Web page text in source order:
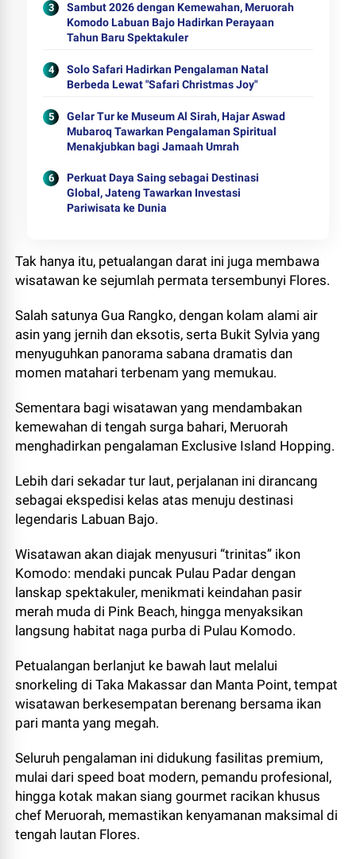
Sambut 2026 dengan Kemewahan, Meruorah
Komodo Labuan Bajo Hadirkan Perayaan
Tahun Baru Spektakuler
Solo Safari Hadirkan Pengalaman Natal
Berbeda Lewat "Safari Christmas Joy"
Gelar Tur ke Museum Al Sirah, Hajar Aswad
Mubaroq Tawarkan Pengalaman Spiritual
Menakjubkan bagi Jamaah Umrah
Perkuat Daya Saing sebagai Destinasi
Global, Jateng Tawarkan Investasi
Pariwisata ke Dunia
Tak hanya itu, petualangan darat ini juga membawa
wisatawan ke sejumlah permata tersembunyi Flores.
Salah satunya Gua Rangko, dengan kolam alami air
asin yang jernih dan eksotis, serta Bukit Sylvia yang
menyuguhkan panorama sabana dramatis dan
momen matahari terbenam yang memukau.
Sementara bagi wisatawan yang mendambakan
kemewahan di tengah surga bahari, Meruorah
menghadirkan pengalaman Exclusive Island Hopping.
Lebih dari sekadar tur laut, perjalanan ini dirancang
sebagai ekspedisi kelas atas menuju destinasi
legendaris Labuan Bajo.
Wisatawan akan diajak menyusuri “trinitas” ikon
Komodo: mendaki puncak Pulau Padar dengan
lanskap spektakuler, menikmati keindahan pasir
merah muda di Pink Beach, hingga menyaksikan
langsung habitat naga purba di Pulau Komodo.
Petualangan berlanjut ke bawah laut melalui
snorkeling di Taka Makassar dan Manta Point, tempat
wisatawan berkesempatan berenang bersama ikan
pari manta yang megah.
Seluruh pengalaman ini didukung fasilitas premium,
mulai dari speed boat modern, pemandu profesional,
hingga kotak makan siang gourmet racikan khusus
chef Meruorah, memastikan kenyamanan maksimal di
tengah lautan Flores.